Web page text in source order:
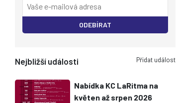
ODEBÍRAT
Nejbližší události Přidat událost
Nabídka KC LaRitma na
květen až srpen 2026